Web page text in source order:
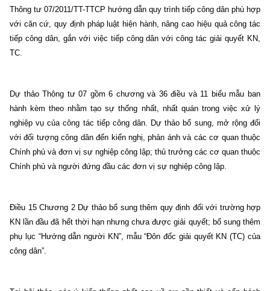
Thông tư 07/2011/TT-TTCP hướng dẫn quy trình tiếp công dân phù hợp
với căn cứ, quy định pháp luật hiện hành, nâng cao hiệu quả công tác
tiếp công dân, gắn với việc tiếp công dân với công tác giải quyết KN,
TC.
Dự thảo Thông tư 07 gồm 6 chương và 36 điều và 11 biểu mẫu ban
hành kèm theo nhằm tạo sự thống nhất, nhất quán trong việc xử lý
nghiệp vụ của công tác tiếp công dân. Dự thảo bổ sung, mở rộng đối
với đối tượng công dân đến kiến nghị, phản ánh và các cơ quan thuộc
Chính phủ và đơn vị sự nghiệp công lập; thủ trưởng các cơ quan thuộc
Chính phủ và người đứng đầu các đơn vị sự nghiệp công lập.
Điều 15 Chương 2 Dự thảo bổ sung thêm quy định đối với trường hợp
KN lần đầu đã hết thời hạn nhưng chưa được giải quyết; bổ sung thêm
phụ lục “Hướng dẫn người KN”, mẫu “Đôn đốc giải quyết KN (TC) của
công dân”.